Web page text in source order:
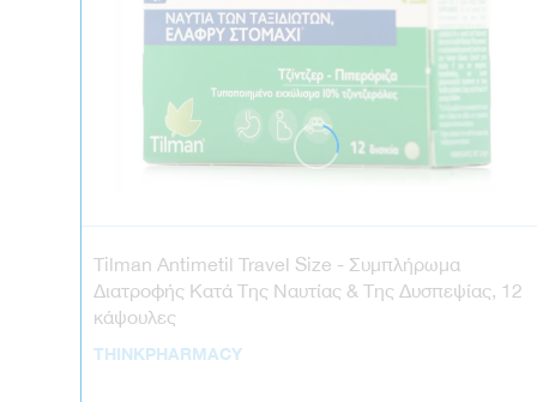
Tilman Antimetil Travel Size - Συμπλήρωμα
Διατροφής Κατά Της Ναυτίας & Της Δυσπεψίας, 12
κάψουλες
THINKPHARMACY